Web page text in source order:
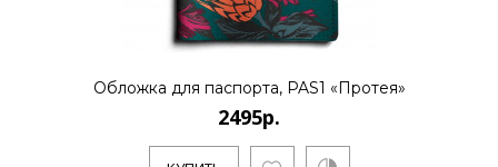
Обложка для паспорта, PAS1 «Протея»
2495р.